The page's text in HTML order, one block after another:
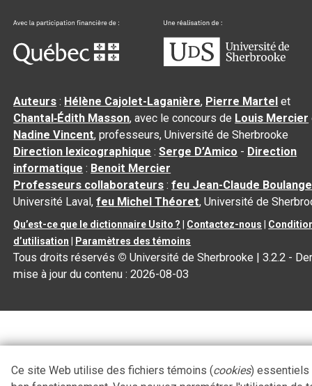
Auteurs : Hélène Cajolet-Laganière, Pierre Martel et
Chantal‑Édith Masson, avec le concours de Louis Mercier
Nadine Vincent, professeurs, Université de Sherbrooke
Direction lexicographique :Serge D’Amico - Direction
informatique : Benoit Mercier
Professeurs collaborateurs :feu Jean-Claude
Université Laval,feu Michel Théoret, Université de
Qu’est-ce que le dictionnaire Usito ? Contactez-nous
d’utilisation
Paramètres des témoins
Tous droits réservés © Université de Sherbrooke |3.2.2 -
mise à jour du contenu :2026-08-03
Ce site Web utilise des fichiers témoins (cookies) essentiels